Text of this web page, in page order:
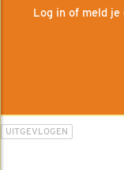
Log in of meld
UITGEVLOGEN